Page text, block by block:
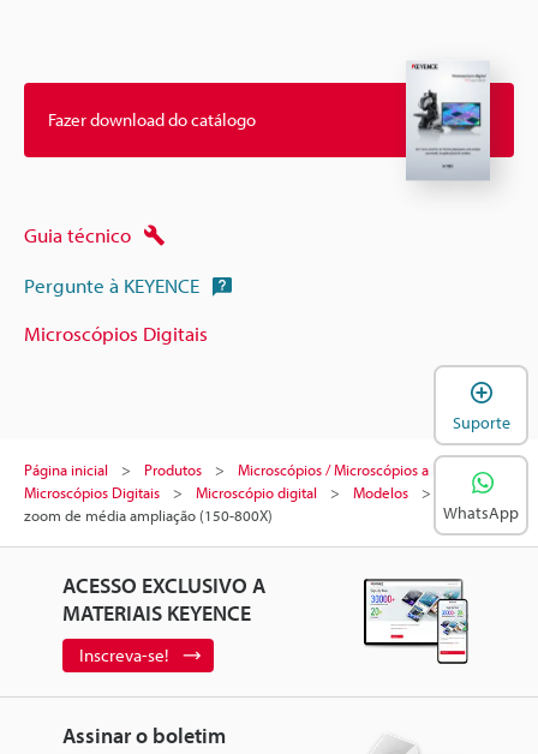
Fazer download do catálogo
Guia técnico
Pergunte à KEYENCE
Microscópios Digitais
Página inicial Produtos
Microscópios / Microscópios a laser
Microscópios Digitais
Microscópio digital Modelos
Lente de
zoom de média ampliação (150-800X)
ACESSO EXCLUSIVO A
MATERIAIS KEYENCE
Inscreva-se!
Assinar o boletim
Suporte
WhatsApp